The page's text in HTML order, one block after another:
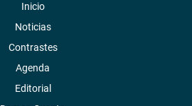
Inicio
Noticias
Contrastes
Agenda
Editorial